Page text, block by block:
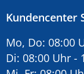
Kundencenter
Mo, Do: 08:00
Di: 08:00 Uhr -